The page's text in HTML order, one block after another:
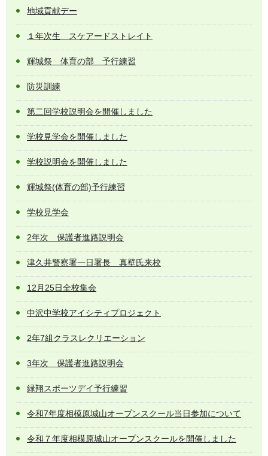
地域貢献デー
１年次生 スケアードストレイト
輝城祭 体育の部 予行練習
防災訓練
第二回学校説明会を開催しました
学校見学会を開催しました
学校説明会を開催しました
輝城祭(体育の部)予行練習
学校見学会
2年次 保護者進路説明会
津久井警察署一日署長 真壁氏来校
12月25日全校集会
中沢中学校アイシティプロジェクト
2年7組クラスレクリエーション
3年次 保護者進路説明会
緑翔スポーツデイ予行練習
令和7年度相模原城山オープンスクール当日参加について
令和７年度相模原城山オープンスクールを開催しました